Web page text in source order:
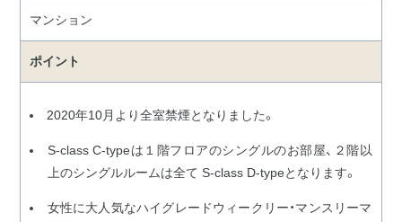
マンション
ポイント
2020年10月より全室禁煙となりました。
S-class C-typeは１階フロアのシングルのお部屋、２階以
上のシングルルームは全て S-class D-typeとなります。
女性に大人気なハイグレードウィークリー・マンスリーマ